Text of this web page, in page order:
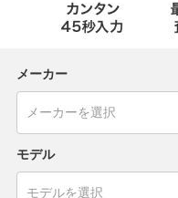
メーカー
モデル